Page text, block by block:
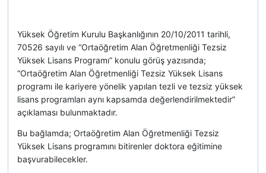
Yüksek Öğretim Kurulu Başkanlığının 20/10/2011 tarihli,
70526 sayılı ve “Ortaöğretim Alan Öğretmenliği Tezsiz
Yüksek Lisans Programı” konulu görüş yazısında;
“Ortaöğretim Alan Öğretmenliği Tezsiz Yüksek Lisans
programı ile kariyere yönelik yapılan tezli ve tezsiz yüksek
lisans programları aynı kapsamda değerlendirilmektedir”
açıklaması bulunmaktadır.
Bu bağlamda; Ortaöğretim Alan Öğretmenliği Tezsiz
Yüksek Lisans programını bitirenler doktora eğitimine
başvurabilecekler.